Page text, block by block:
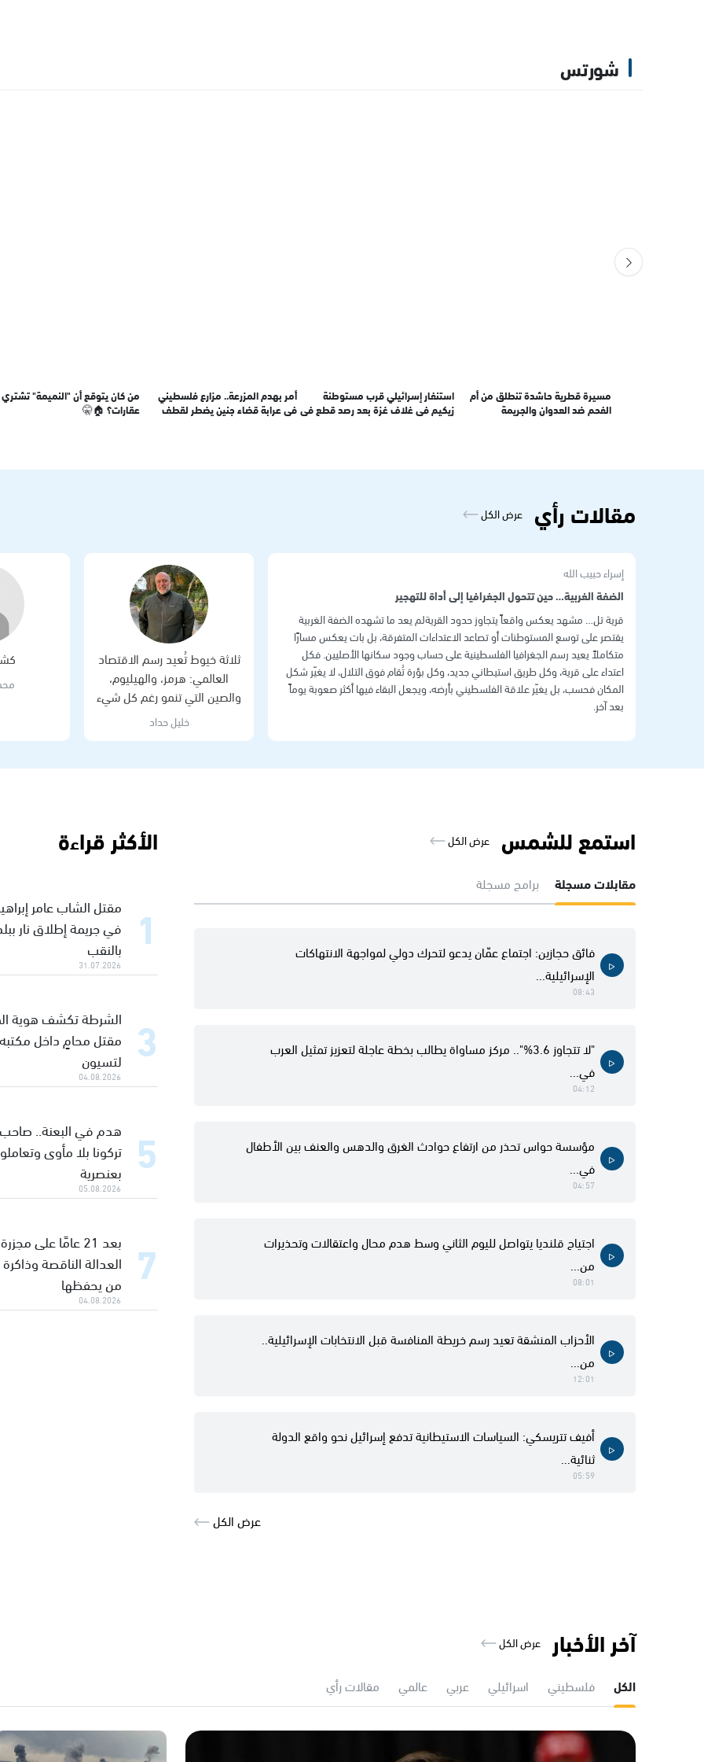
شورتس
مسيرة قطرية حاشدة تنطلق من أم
الفحم ضد العدوان والجريمة
استنفار إسرائيلي قرب مستوطنة
زيكيم في غلاف غزة بعد رصد قطع في
أمر بهدم المزرعة.. مزارع فلسطيني
في عرابة قضاء جنين يضطر لقطف
من كان يتوقع أن "النميمة" تشتري
عقارات؟ 🏠🤫
مقالات رأي عرض الكل
إسراء حبيب الله
الضفة الغربية… حين تتحول الجغرافيا إلى أداة للتهجير
قرية تل… مشهد يعكس واقعاً يتجاوز حدود القريةلم يعد ما تشهده الضفة الغربية
يقتصر على توسع المستوطنات أو تصاعد الاعتداءات المتفرقة، بل بات يعكس مسارًا
متكاملاً يعيد رسم الجغرافيا الفلسطينية على حساب وجود سكانها الأصليين. فكل
اعتداء على قرية، وكل طريق استيطاني جديد، وكل بؤرة تُقام فوق التلال، لا يغيّر شكل
المكان فحسب، بل يغيّر علاقة الفلسطيني بأرضه، ويجعل البقاء فيها أكثر صعوبة يوماً
بعد آخر.
ثلاثة خيوط تُعيد رسم الاقتصاد
العالمي: هرمز، والهيليوم،
والصين التي تنمو رغم كل شيء
خليل حداد
استمع للشمس عرض الكل
مقابلات مسجلة برامج مسجلة
فائق حجازين: اجتماع عمّان يدعو لتحرك دولي لمواجهة الانتهاكات
الإسرائيلية...
08:43
"لا تتجاوز 3.6%".. مركز مساواة يطالب بخطة عاجلة لتعزيز تمثيل العرب
في...
04:12
مؤسسة حواس تحذر من ارتفاع حوادث الغرق والدهس والعنف بين الأطفال
في...
04:57
اجتياح قلنديا يتواصل لليوم الثاني وسط هدم محال واعتقالات وتحذيرات
من...
08:01
الأحزاب المنشقة تعيد رسم خريطة المنافسة قبل الانتخابات الإسرائيلية..
من...
12:01
أفيف تتريسكي: السياسات الاستيطانية تدفع إسرائيل نحو واقع الدولة
ثنائية...
05:59
عرض الكل
الأكثر قراءة
مقتل الشاب عامر
في جريمة إطلاق نار
بالنقب
31.07.2026
الشرطة تكشف هوية
مقتل محامٍ داخل
لتسيون
04.08.2026
هدم في البعنة.. صاحب
تركونا بلا مأوى
بعنصرية
05.08.2026
بعد 21 عامًا على
العدالة الناقصة
من يحفظها
04.08.2026
آخر الأخبار عرض الكل
الكل فلسطيني اسرائيلي عربي عالمي مقالات رأي